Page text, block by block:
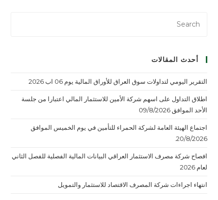
أحدث المقالات
التقرير اليومي لتداولات سوق العراق للأوراق المالية يوم 06 اب 2026
اطلاق التداول على اسهم شركة الأمين للاستثمار المالي اعتبارا من جلسة
الأحد الموافق 09/8/2026
اجتماع الهيئة العامة لشركة الحمراء للتأمين في يوم الخميس الموافق
20/8/2026.
افصاح شركة مصرف الاستثمار العراقي البيانات المالية الفصلية للفصل الثاني
لعام 2026
انتهاء اجراءات شركة المصرف الاقتصاد للاستثمار والتمويل